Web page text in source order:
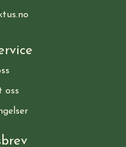
oss